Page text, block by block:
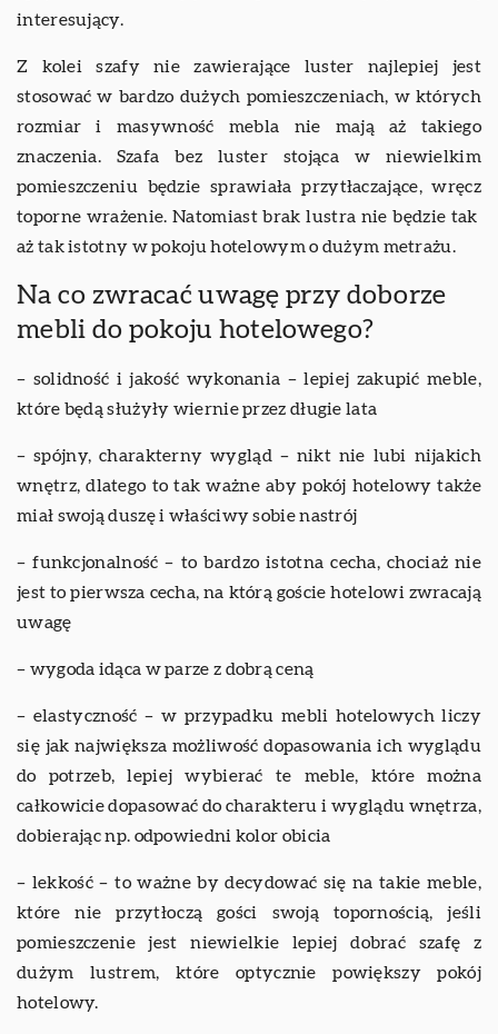
interesujący.
Z kolei szafy nie zawierające luster najlepiej jest
stosować w bardzo dużych pomieszczeniach, w których
rozmiar i masywność mebla nie mają aż takiego
znaczenia. Szafa bez luster stojąca w niewielkim
pomieszczeniu będzie sprawiała przytłaczające, wręcz
toporne wrażenie. Natomiast brak lustra nie będzie tak
aż tak istotny w pokoju hotelowym o dużym metrażu.
Na co zwracać uwagę przy doborze
mebli do pokoju hotelowego?
– solidność i jakość wykonania – lepiej zakupić meble,
które będą służyły wiernie przez długie lata
– spójny, charakterny wygląd – nikt nie lubi nijakich
wnętrz, dlatego to tak ważne aby pokój hotelowy także
miał swoją duszę i właściwy sobie nastrój
– funkcjonalność – to bardzo istotna cecha, chociaż nie
jest to pierwsza cecha, na którą goście hotelowi zwracają
uwagę
– wygoda idąca w parze z dobrą ceną
– elastyczność – w przypadku mebli hotelowych liczy
się jak największa możliwość dopasowania ich wyglądu
do potrzeb, lepiej wybierać te meble, które można
całkowicie dopasować do charakteru i wyglądu wnętrza,
dobierając np. odpowiedni kolor obicia
– lekkość – to ważne by decydować się na takie meble,
które nie przytłoczą gości swoją topornością, jeśli
pomieszczenie jest niewielkie lepiej dobrać szafę z
dużym lustrem, które optycznie powiększy pokój
hotelowy.